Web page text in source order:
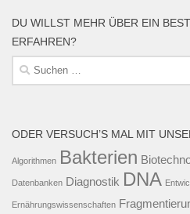
DU WILLST MEHR ÜBER EIN
ERFAHREN?
Suche
nach:
ODER VERSUCH’S MAL MIT
Algorithmen Bakterien
Datenbanken Diagnostik DNA
Ernährungswissenschaften